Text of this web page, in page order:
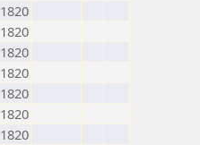
1820
1820
1820
1820
1820
1820
1820